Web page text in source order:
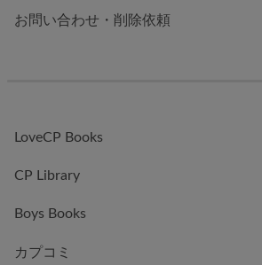
お問い合わせ・削除依頼
LoveCP Books
CP Library
Boys Books
カプコミ